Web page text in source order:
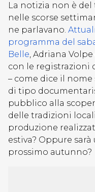
La notizia non è
nelle scorse
ne parlavano.
programma del
Belle, Adriana
con le registrazioni
– come dice il nome
di tipo
pubblico alla
delle tradizioni
produzione
estiva? Oppure
prossimo autunno?